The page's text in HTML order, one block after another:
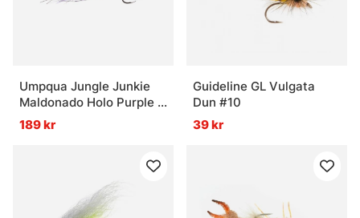
Umpqua Jungle Junkie
Maldonado Holo Purple -
#4/0
189 kr
Guideline GL Vulgata
Dun #10
39 kr